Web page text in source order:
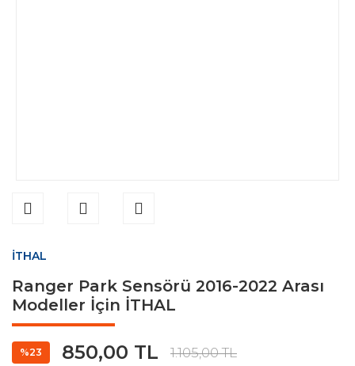
İTHAL
Ranger Park Sensörü 2016-2022 Arası
Modeller İçin İTHAL
%23 850,00 TL 1.105,00 TL